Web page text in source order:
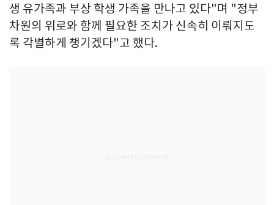
생 유가족과 부상 학생 가족을 만나고 있다"며 "정부
차원의 위로와 함께 필요한 조치가 신속히 이뤄지도
록 각별하게 챙기겠다"고 했다.